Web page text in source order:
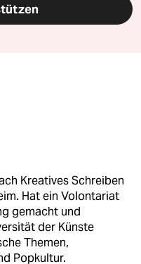
Kreatives Schreiben
Hat ein Volontariat
gemacht und
der Künste
Themen,
Popkultur.